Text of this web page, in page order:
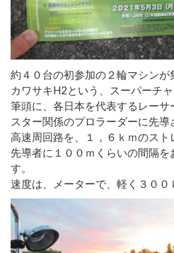
約４０台の初参加の２輪マシンが
カワサキH2という、スーパーチ
筆頭に、各日本を代表するレーサ
スター関係のプロラーダーに先
高速周回路を、１，６ｋｍのスト
先導者に１００ｍくらいの間隔を
す。
速度は、メーターで、軽く３００